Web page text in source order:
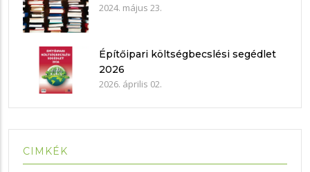
2024. május 23.
Építőipari költségbecslési segédlet
2026
2026. április 02.
CIMKÉK